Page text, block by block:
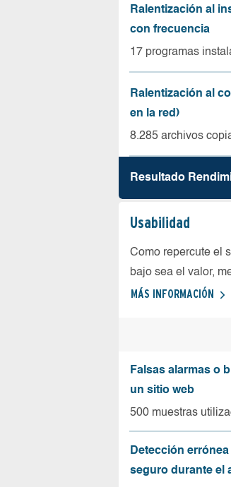
Ralentización al
con frecuencia
17 programas
Ralentización al
en la red)
8.285 archivos
Resultado
Usabilidad
Como repercute el
bajo sea el valor,
MÁS INFORMACIÓN
Falsas alarmas o
un sitio web
500 muestras
Detección
seguro durante el